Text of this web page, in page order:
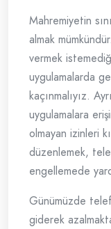
Mahremiyetin
almak
vermek
uygulamalarda
kaçınmalıyız.
uygulamalara
olmayan izinleri
düzenlemek,
engellemede
Günümüzde
giderek